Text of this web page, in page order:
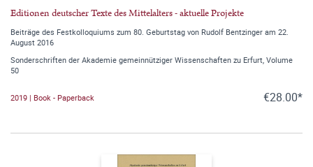
Editionen deutscher Texte des Mittelalters - aktuelle Projekte
Beiträge des Festkolloquiums zum 80. Geburtstag von Rudolf Bentzinger am 22.
August 2016
Sonderschriften der Akademie gemeinnütziger Wissenschaften zu Erfurt, Volume
50
2019 | Book - Paperback €28.00*